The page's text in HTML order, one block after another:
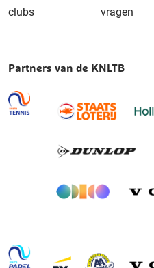
clubs
vragen
Partners van de KNLTB